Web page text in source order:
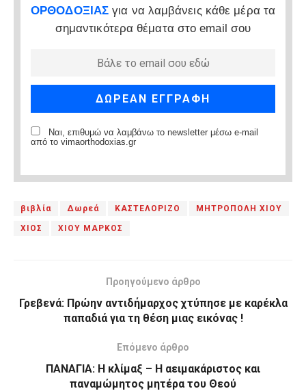
ΟΡΘΟΔΟΞΙΑΣ για να λαμβάνεις κάθε μέρα τα
σημαντικότερα θέματα στο email σου
Ναι, επιθυμώ να λαμβάνω το newsletter μέσω e-mail
από το vimaorthodoxias.gr
βιβλία Δωρεά ΚΑΣΤΕΛΟΡΙΖΟ ΜΗΤΡΟΠΟΛΗ ΧΙΟΥ
ΧΙΟΣ ΧΙΟΥ ΜΑΡΚΟΣ
Προηγούμενο άρθρο
Γρεβενά: Πρώην αντιδήμαρχος χτύπησε με καρέκλα
παπαδιά για τη θέση μιας εικόνας !
Επόμενο άρθρο
ΠΑΝΑΓΙΑ: Η κλίμαξ – Η αειμακάριστος και
παναμώμητος μητέρα του Θεού